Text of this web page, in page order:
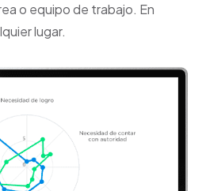
o equipo de trabajo. En
lugar.